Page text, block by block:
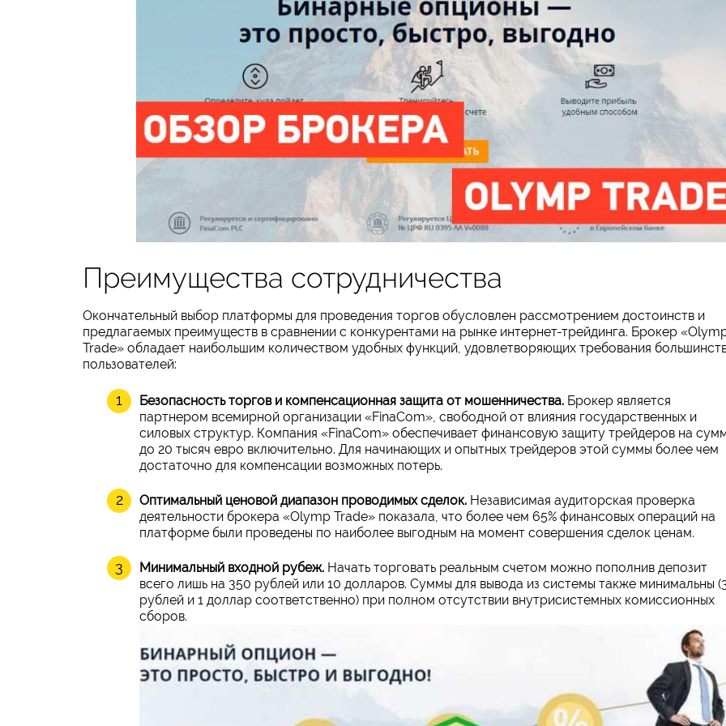
Преимущества сотрудничества
Окончательный выбор платформы для проведения торгов обусловлен рассмотрением достоинств и
предлагаемых преимуществ в сравнении с конкурентами на рынке интернет-трейдинга. Брокер
Trade» обладает наибольшим количеством удобных функций, удовлетворяющих требования
пользователей:
Безопасность торгов и компенсационная защита от мошенничества. Брокер является
партнером всемирной организации «FinaCom», свободной от влияния государственных и
силовых структур. Компания «FinaCom» обеспечивает финансовую защиту трейдеров на
до 20 тысяч евро включительно. Для начинающих и опытных трейдеров этой суммы более чем
достаточно для компенсации возможных потерь.
Оптимальный ценовой диапазон проводимых сделок. Независимая аудиторская проверка
деятельности брокера «Olymp Trade» показала, что более чем 65% финансовых операций на
платформе были проведены по наиболее выгодным на момент совершения сделок ценам.
Минимальный входной рубеж. Начать торговать реальным счетом можно пополнив депозит
всего лишь на 350 рублей или 10 долларов. Суммы для вывода из системы также минимальны
рублей и 1 доллар соответственно) при полном отсутствии внутрисистемных комиссионных
сборов.